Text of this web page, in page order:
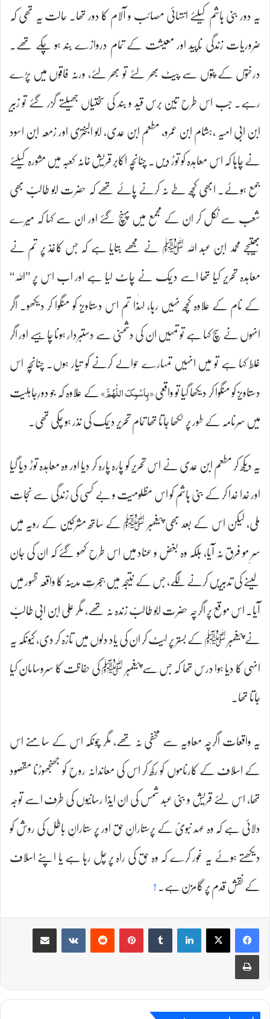
یہ دور بنی ہاشم کیلئے انتہائی مصائب و آلام کا دور تھا۔ حالت یہ تھی کہ
ضروریات زندگی ناپید اور معیشت کے تمام دروازے بند ہو چکے تھے۔
درختوں کے پتوں سے پیٹ بھر لئے تو بھر لئے، ورنہ فاقوں میں پڑے
رہے۔ جب اس طرح تین برس قید و بند کی سختیاں جھیلتے گزر گئے تو زبیر
ابن ابی امیہ ،ہشام ابن عمرو، مطعم ابن عدی، ابو البختری اور زمعہ ابن اسود
نے چاہا کہ اس معاہدہ کو توڑ دیں۔ چنانچہ اکابر قریش خانہ کعبہ میں مشورہ کیلئے
جمع ہوئے۔ ابھی کچھ طے نہ کرنے پائے تھے کہ حضرت ابو طالبؑ بھی
شعب سے نکل کر ان کے مجمع میں پہنچ گئے اور ان سے کہا کہ میرے
بھتیجے محمد ابن عبد اللہ ﷺ نے مجھے بتایا ہے کہ جس کاغذ پر تم نے
معاہدہ تحریر کیا تھا اسے دیمک نے چاٹ لیا ہے اور اب اس پر ’’اللہ‘‘
کے نام کے علاوہ کچھ نہیں رہا، لہٰذا تم اس دستاویز کو منگوا کر دیکھو۔ اگر
انہوں نے سچ کہا ہے تو تمہیں ان کی دشمنی سے دستبردار ہونا چاہیے اور اگر
غلط کہا ہے تو میں انہیں تمہارے حوالے کرنے کو تیار ہوں۔ چنانچہ اس
دستاویز کو منگوا کر دیکھا گیا تو واقعی«بِاسْمِکَ اللّٰھُمَّ»کے علاوہ کہ جو دورِجاہلیت
میں سرنامہ کے طور پر لکھا جاتا تھا تمام تحریر دیمک کی نذر ہو چکی تھی۔
یہ دیکھ کر مطعم ابن عدی نے اس تحریر کو پارہ پارہ کر دیا اور وہ معاہدہ توڑ دیا گیا
اور خدا خدا کر کے بنی ہاشم کو اس مظلومیت و بے کسی کی زندگی سے نجات
ملی، لیکن اس کے بعد بھی پیغمبر ﷺ کے ساتھ مشرکین کے رویہ میں
سرِ مو فرق نہ آیا، بلکہ وہ بغض و عناد میں اس طرح کھو گئے کہ ان کی جان
لینے کی تدبیریں کرنے لگے، جس کے نتیجہ میں ہجرتِ مدینہ کا واقعہ ظہور میں
آیا۔ اس موقع پر اگرچہ حضرت ابو طالبؑ زندہ نہ تھے، مگر علی ابن ابی طالبؑ
نے پیغمبر ﷺ کے بستر پر لیٹ کر ان کی یاد دلوں میں تازہ کر دی، کیونکہ یہ
انہی کا دیا ہوا درس تھا کہ جس سے پیغمبر ﷺ کی حفاظت کا سروسامان کیا
جاتا تھا۔
یہ واقعات اگرچہ معاویہ سے مخفی نہ تھے، مگر چونکہ اس کے سامنے اس
کے اسلاف کے کارناموں کو رکھ کر اس کی معاندانہ روح کو جھنجھوڑنا مقصود
تھا، اس لئے قریش و بنی عبد شمس کی ان ایذا رسانیوں کی طرف اسے توجہ
دلائی ہے کہ وہ عہد نبویؐ کے پرستارانِ حق اور پر ستارانِ باطل کی روش کو
دیکھتے ہوئے یہ غور کرے کہ وہ حق کی راہ پر چل رہا ہے یا اپنے اسلاف
کے نقش قدم پر گامزن ہے۔↑